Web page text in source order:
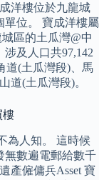
洋樓位於九龍城
單位。 寶成洋樓屬
區的土瓜灣@中
及人口共97,142
道(土瓜灣段)、馬
道(土瓜灣段)。
樓
為人知。 這時候
無數遍電郵給數千
產僱傭兵Asset 寶